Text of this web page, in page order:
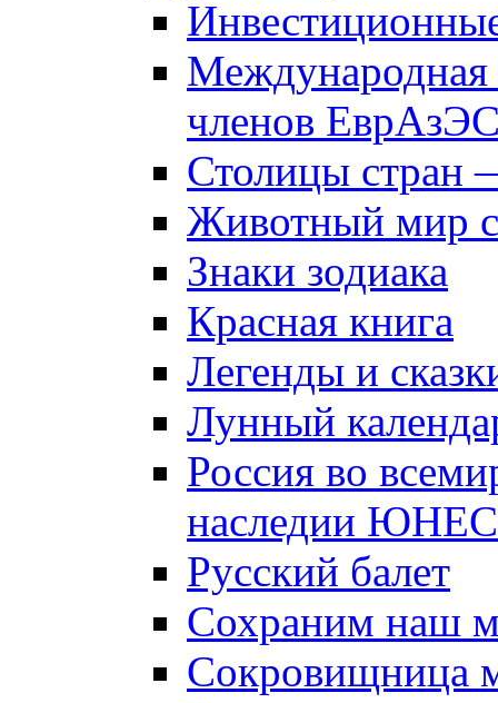
Международная
членов
Столицы стран
Животный мир
Знаки зодиака
Красная книга
Легенды и
Лунный
Россия во
наследии
Русский балет
Сохраним наш
Сокровищница